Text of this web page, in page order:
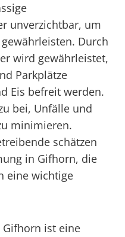
unverzichtbar, um
Durch
wird gewährleistet,
Parkplätze
Eis befreit werden.
bei, Unfälle und
minimieren.
schätzen
in Gifhorn, die
eine wichtige
ist eine